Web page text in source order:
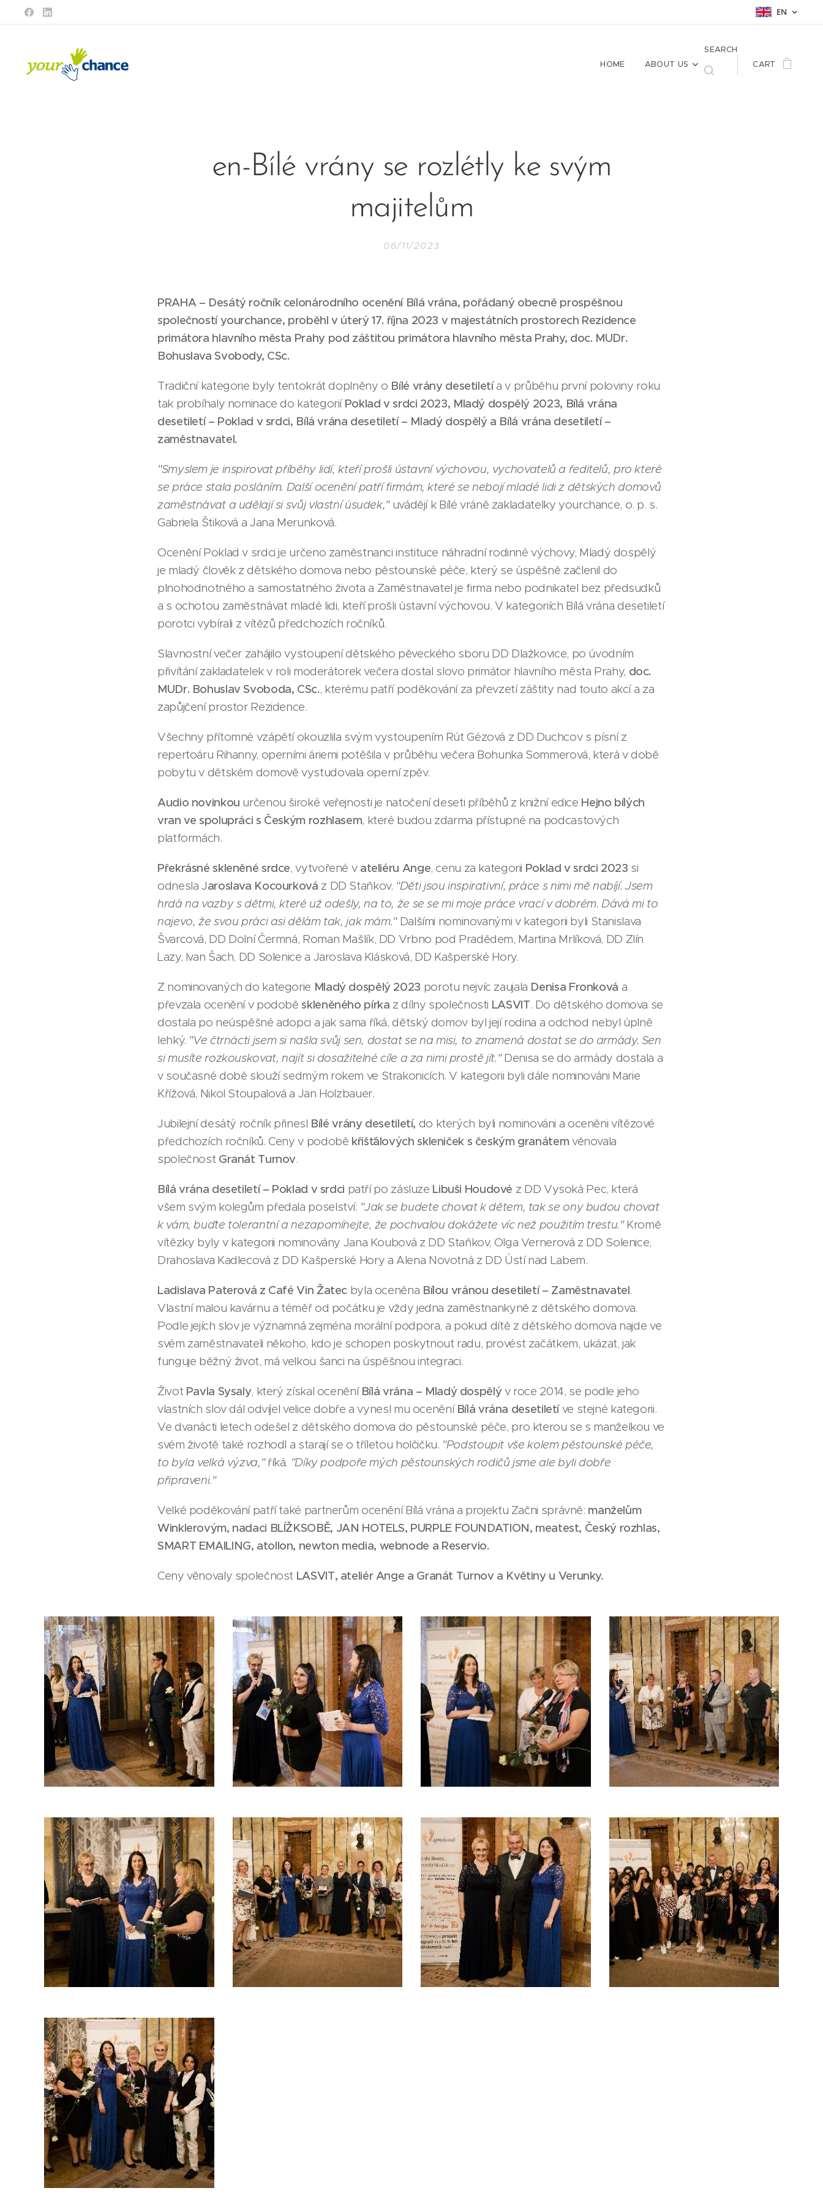
EN
HOME ABOUT US
SEARCH
CART
en-Bílé vrány se rozlétly ke svým
majitelům
06/11/2023
PRAHA – Desátý ročník celonárodního ocenění Bílá vrána, pořádaný obecně prospěšnou
společností yourchance, proběhl v úterý 17. října 2023 v majestátních prostorech Rezidence
primátora hlavního města Prahy pod záštitou primátora hlavního města Prahy, doc. MUDr.
Bohuslava Svobody, CSc.
Tradiční kategorie byly tentokrát doplněny o Bílé vrány desetiletía v průběhu první poloviny roku
tak probíhaly nominace do kategorií Poklad v srdci 2023, Mladý dospělý 2023, Bílá vrána
desetiletí – Poklad v srdci, Bílá vrána desetiletí – Mladý dospělý a Bílá vrána desetiletí –
zaměstnavatel.
"Smyslem je inspirovat příběhy lidí, kteří prošli ústavní výchovou, vychovatelů a ředitelů, pro které
se práce stala posláním. Další ocenění patří firmám, které se nebojí mladé lidi z dětských domovů
zaměstnávat a udělají si svůj vlastní úsudek,"uvádějí k Bílé vráně zakladatelky yourchance, o. p. s.
Gabriela Štiková a Jana Merunková.
Ocenění Poklad v srdci je určeno zaměstnanci instituce náhradní rodinné výchovy, Mladý dospělý
je mladý člověk z dětského domova nebo pěstounské péče, který se úspěšně začlenil do
plnohodnotného a samostatného života a Zaměstnavatel je firma nebo podnikatel bez předsudků
a s ochotou zaměstnávat mladé lidi, kteří prošli ústavní výchovou. V kategoriích Bílá vrána desetiletí
porotci vybírali z vítězů předchozích ročníků.
Slavnostní večer zahájilo vystoupení dětského pěveckého sboru DD Dlažkovice, po úvodním
přivítání zakladatelek v roli moderátorek večera dostal slovo primátor hlavního města Prahy, doc.
MUDr. Bohuslav Svoboda, CSc., kterému patří poděkování za převzetí záštity nad touto akcí a za
zapůjčení prostor Rezidence.
Všechny přítomné vzápětí okouzlila svým vystoupením Rút Gézová z DD Duchcov s písní z
repertoáru Rihanny, operními áriemi potěšila v průběhu večera Bohunka Sommerová, která v době
pobytu v dětském domově vystudovala operní zpěv.
Audio novinkou určenou široké veřejnosti je natočení deseti příběhů z knižní edice Hejno bílých
vran ve spolupráci s Českým rozhlasem, které budou zdarma přístupné na podcastových
platformách.
Překrásné skleněné srdce, vytvořené v ateliéru Ange, cenu za kategorii Poklad v srdci 2023 si
odnesla Jaroslava Kocourková z DD Staňkov. "Děti jsou inspirativní, práce s nimi mě nabíjí. Jsem
hrdá na vazby s dětmi, které už odešly, na to, že se se mi moje práce vrací v dobrém. Dává mi to
najevo, že svou práci asi dělám tak, jak mám."Dalšími nominovanými v kategorii byli Stanislava
Švarcová, DD Dolní Čermná, Roman Mašlík, DD Vrbno pod Pradědem, Martina Mrlíková, DD Zlín
Lazy, Ivan Šach, DD Solenice a Jaroslava Klásková, DD Kašperské Hory.
Z nominovaných do kategorie Mladý dospělý 2023 porotu nejvíc zaujala Denisa Fronková a
převzala ocenění v podoběskleněného pírka z dílny společnosti LASVIT. Do dětského domova se
dostala po neúspěšné adopci a jak sama říká, dětský domov byl její rodina a odchod nebyl úplně
lehký. "Ve čtrnácti jsem si našla svůj sen, dostat se na misi, to znamená dostat se do armády. Sen
si musíte rozkouskovat, najít si dosažitelné cíle a za nimi prostě jít."Denisa se do armády dostala a
v současné době slouží sedmým rokem ve Strakonicích. V kategorii byli dále nominováni Marie
Křížová, Nikol Stoupalová a Jan Holzbauer.
Jubilejní desátý ročník přinesl Bílé vrány desetiletí, do kterých byli nominováni a oceněni vítězové
předchozích ročníků. Ceny v podobě křišťálových skleniček s českým granátemvěnovala
společnost Granát Turnov.
Bílá vrána desetiletí – Poklad v srdci patří po zásluze Libuši Houdové z DD Vysoká Pec, která
všem svým kolegům předala poselství: "Jak se budete chovat k dětem, tak se ony budou chovat
k vám, buďte tolerantní a nezapomínejte, že pochvalou dokážete víc než použitím trestu."Kromě
vítězky byly v kategorii nominovány Jana Koubová z DD Staňkov, Olga Vernerová z DD Solenice,
Drahoslava Kadlecová z DD Kašperské Hory a Alena Novotná z DD Ústí nad Labem.
Ladislava Paterová z Café Vin Žatec byla oceněna Bílou vránou desetiletí – Zaměstnavatel.
Vlastní malou kavárnu a téměř od počátku je vždy jedna zaměstnankyně z dětského domova.
Podle jejích slov je významná zejména morální podpora, a pokud dítě z dětského domova najde ve
svém zaměstnavateli někoho, kdo je schopen poskytnout radu, provést začátkem, ukázat, jak
funguje běžný život, má velkou šanci na úspěšnou integraci.
Život Pavla Sysaly, který získal ocenění Bílá vrána – Mladý dospělý v roce 2014, se podle jeho
vlastních slov dál odvíjel velice dobře a vynesl mu ocenění Bílá vrána desetiletíve stejné kategorii.
Ve dvanácti letech odešel z dětského domova do pěstounské péče, pro kterou se s manželkou ve
svém životě také rozhodl a starají se o tříletou holčičku. "Podstoupit vše kolem pěstounské péče,
to byla velká výzva,"říká. "Díky podpoře mých pěstounských rodičů jsme ale byli dobře
připraveni."
Velké poděkování patří také partnerům ocenění Bílá vrána a projektu Začni správně: manželům
Winklerovým, nadaci BLÍŽKSOBĚ, JAN HOTELS, PURPLE FOUNDATION, meatest, Český rozhlas,
SMART EMAILING, atollon, newton media, webnode a Reservio.
Ceny věnovaly společnost LASVIT, ateliér Ange a Granát Turnov a Květiny u Verunky.